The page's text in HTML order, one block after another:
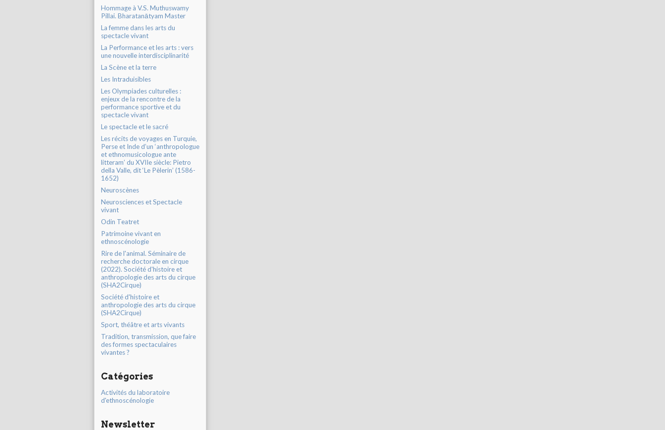
Hommage à V.S. Muthuswamy
Pillai. Bharatanātyam Master
La femme dans les arts du
spectacle vivant
La Performance et les arts : vers
une nouvelle interdisciplinarité
La Scène et la terre
Les Intraduisibles
Les Olympiades culturelles :
enjeux de la rencontre de la
performance sportive et du
spectacle vivant
Le spectacle et le sacré
Les récits de voyages en Turquie,
Perse et Inde d’un ‘anthropologue
et ethnomusicologue ante
litteram’ du XVIIe siècle: Pietro
della Valle, dit ‘Le Pèlerin’ (1586-
1652)
Neuroscènes
Neurosciences et Spectacle
vivant
Odin Teatret
Patrimoine vivant en
ethnoscénologie
Rire de l'animal. Séminaire de
recherche doctorale en cirque
(2022). Société d'histoire et
anthropologie des arts du cirque
(SHA2Cirque)
Société d'histoire et
anthropologie des arts du cirque
(SHA2Cirque)
Sport, théâtre et arts vivants
Tradition, transmission, que faire
des formes spectaculaires
vivantes ?
Catégories
Activités du laboratoire
d'ethnoscénologie
Newsletter